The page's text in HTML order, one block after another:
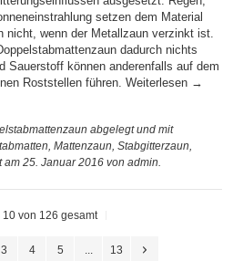
setzen dem Material
nicht, wenn der Metallzaun verzinkt ist.
dadurch nichts
Sauerstoff können anderenfalls auf dem
Roststellen führen. Weiterlesen →
abgelegt und mit
, Mattenzaun, Stabgitterzaun,
am 25. Januar 2016 von admin.
von 126 gesamt
3 4 5 ... 13